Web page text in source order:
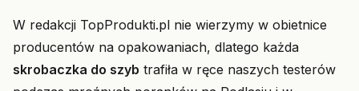
W redakcji TopProdukti.pl nie wierzymy w obietnice
producentów na opakowaniach, dlatego każda
skrobaczka do szyb trafiła w ręce naszych testerów